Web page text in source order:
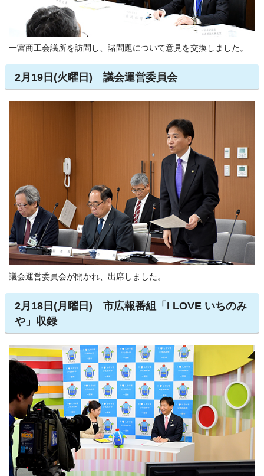
一宮商工会議所を訪問し、諸問題について意見を交換しました。
2月19日(火曜日) 議会運営委員会
議会運営委員会が開かれ、出席しました。
2月18日(月曜日) 市広報番組「I LOVE いちのみ
や」収録